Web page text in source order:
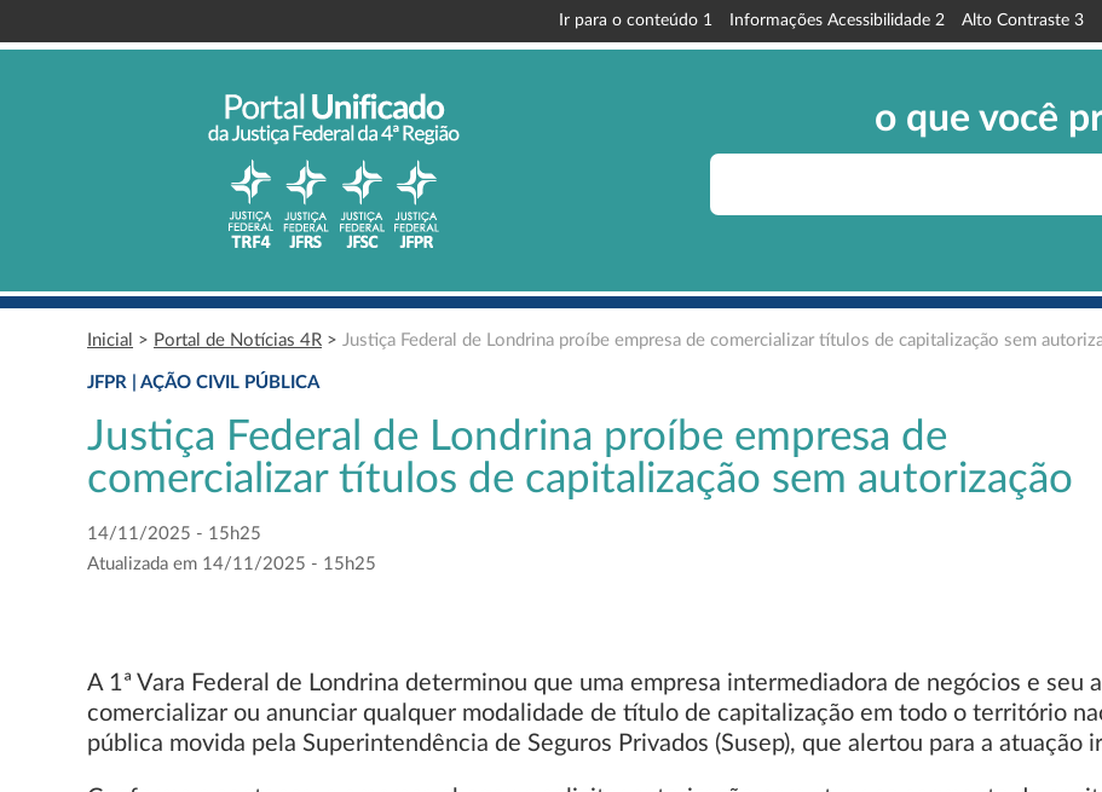
Ir para o conteúdo 1 Informações Acessibilidade 2 Alto Contraste 3
o que você
Inicial > Portal de Notícias 4R > Justiça Federal de Londrina proíbe empresa de comercializar títulos de capitalização sem
JFPR | AÇÃO CIVIL PÚBLICA
Justiça Federal de Londrina proíbe empresa de
comercializar títulos de capitalização sem autorização
14/11/2025 - 15h25
Atualizada em 14/11/2025 - 15h25
A 1ª Vara Federal de Londrina determinou que uma empresa intermediadora de negócios e
comercializar ou anunciar qualquer modalidade de título de capitalização em todo o território
pública movida pela Superintendência de Seguros Privados (Susep), que alertou para a atuação